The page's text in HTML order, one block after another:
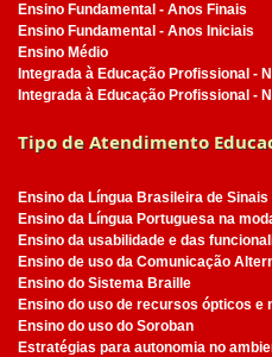
Ensino Fundamental - Anos Finais
Ensino Fundamental - Anos Iniciais
Ensino Médio
Integrada à Educação Profissional -
Integrada à Educação Profissional -
Tipo de Atendimento
Ensino da Língua Brasileira de Sinais
Ensino da Língua Portuguesa na
Ensino da usabilidade e das
Ensino de uso da Comunicação
Ensino do Sistema Braille
Ensino do uso de recursos ópticos e
Ensino do uso do Soroban
Estratégias para autonomia no